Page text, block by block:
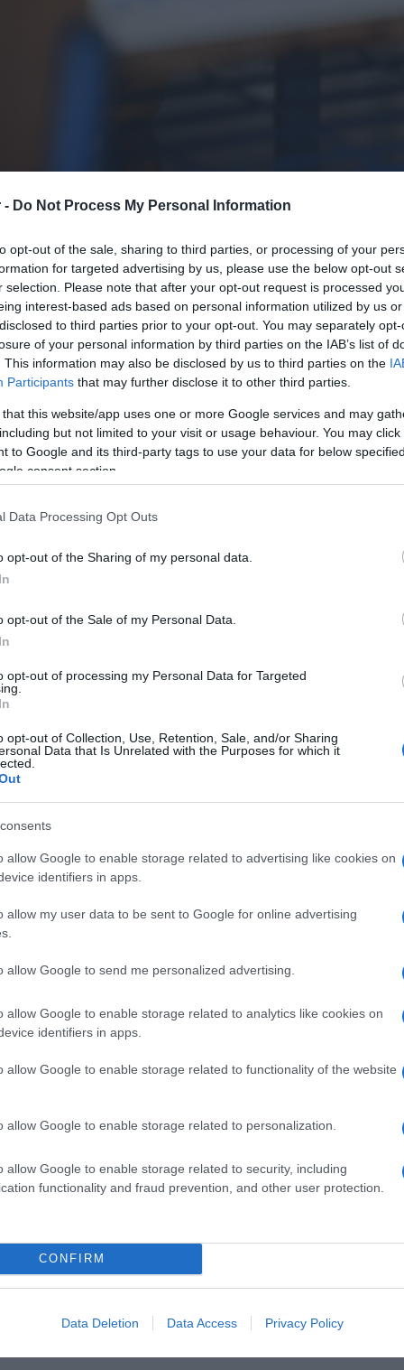
- Do Not Process My Personal Information
opt-out of the sale, sharing to third parties, or processing of your
for targeted advertising by us, please use the below opt-out
selection. Please note that after your opt-out request is processed
interest-based ads based on personal information utilized by us
to third parties prior to your opt-out. You may separately
of your personal information by third parties on the IAB’s list of
This information may also be disclosed by us to third parties on the
Participants that may further disclose it to other third parties.
that this website/app uses one or more Google services and may
but not limited to your visit or usage behaviour. You may
to Google and its third-party tags to use your data for below
consent section.
Data Processing Opt Outs
opt-out of the Sharing of my personal data.
opt-out of the Sale of my Personal Data.
opt-out of processing my Personal Data for Targeted
opt-out of Collection, Use, Retention, Sale, and/or Sharing
Data that Is Unrelated with the Purposes for which it
allow Google to enable storage related to advertising like cookies on
identifiers in apps.
allow my user data to be sent to Google for online advertising
allow Google to send me personalized advertising.
allow Google to enable storage related to analytics like cookies on
identifiers in apps.
allow Google to enable storage related to functionality of the website
allow Google to enable storage related to personalization.
allow Google to enable storage related to security, including
functionality and fraud prevention, and other user protection.
CONFIRM
Data Deletion Data Access Privacy Policy
, θα είναι ανοικτή η ηλεκτρονική
και Παραλλήλου
υποψήφιους των ΓΕΛ και ΕΠΑΛ των
να μπαίνουν στην ηλεκτρονική
με τη χρήση του προσωπικού
Μηχανογραφικό Δελτίο για την
(ΑΕΙ) και Παράλληλο
σε Σχολές Ανώτερης
(έως τα μεσάνυκτα της 17ης
παρέλευσή της, κανένα
οριστικοποιηθεί, ούτε να αλλάξει ως
τη σειρά αυτών.
να εκτυπώσουν ή/και να
υποβληθέν οριστικοποιημένο
αυτόματα και αριθμό πρωτοκόλλου),
τις τελικές προτιμήσεις τους.
πληροφορίες για τη